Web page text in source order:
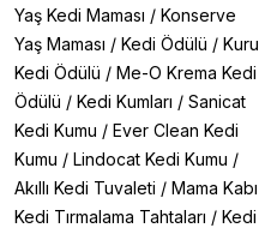
Yaş Kedi Maması / Konserve
Yaş Maması / Kedi Ödülü / Kuru
Kedi Ödülü / Me-O Krema Kedi
Ödülü / Kedi Kumları / Sanicat
Kedi Kumu / Ever Clean Kedi
Kumu / Lindocat Kedi Kumu /
Akıllı Kedi Tuvaleti / Mama Kabı
Kedi Tırmalama Tahtaları / Kedi